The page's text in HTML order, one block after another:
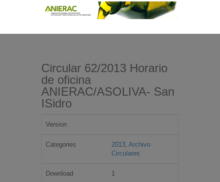
Circular 62/2013 Horario
de oficina
ANIERAC/ASOLIVA- San
ISidro
Version
Categories 2013, Archivo
Circulares
Download 1